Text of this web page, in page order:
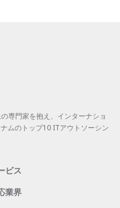
専門家を抱え、インターナショ
ムのトップ10 ITアウトソーシン
ビス
業界